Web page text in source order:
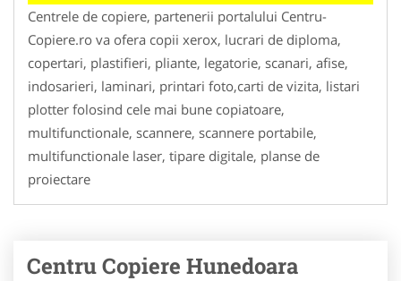
Centrele de copiere, partenerii portalului Centru-
Copiere.ro va ofera copii xerox, lucrari de diploma,
copertari, plastifieri, pliante, legatorie, scanari, afise,
indosarieri, laminari, printari foto,carti de vizita, listari
plotter folosind cele mai bune copiatoare,
multifunctionale, scannere, scannere portabile,
multifunctionale laser, tipare digitale, planse de
proiectare
Centru Copiere Hunedoara